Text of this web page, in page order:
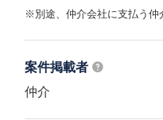
※別途、仲介会社に支払う仲
案件掲載者
仲介